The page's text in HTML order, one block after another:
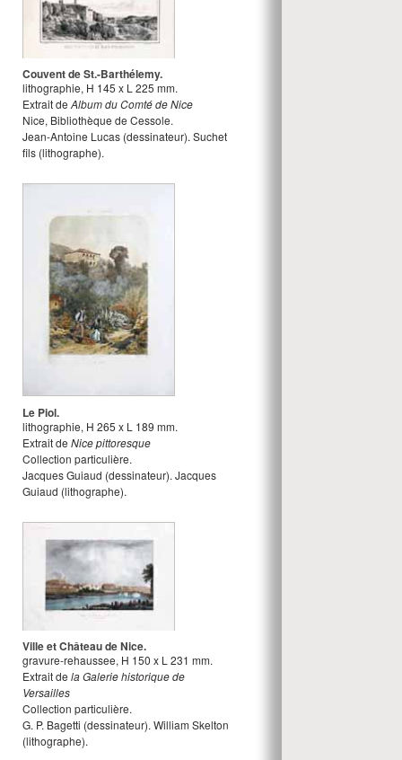
Couvent de St.-Barthélemy.
lithographie, H 145 x L 225 mm.
Extrait de Album du Comté de Nice
Nice, Bibliothèque de Cessole.
Jean-Antoine Lucas (dessinateur). Suchet
fils (lithographe).
Le Piol.
lithographie, H 265 x L 189 mm.
Extrait de Nice pittoresque
Collection particulière.
Jacques Guiaud (dessinateur). Jacques
Guiaud (lithographe).
Ville et Château de Nice.
gravure-rehaussee, H 150 x L 231 mm.
Extrait de la Galerie historique de
Versailles
Collection particulière.
G. P. Bagetti (dessinateur). William Skelton
(lithographe).